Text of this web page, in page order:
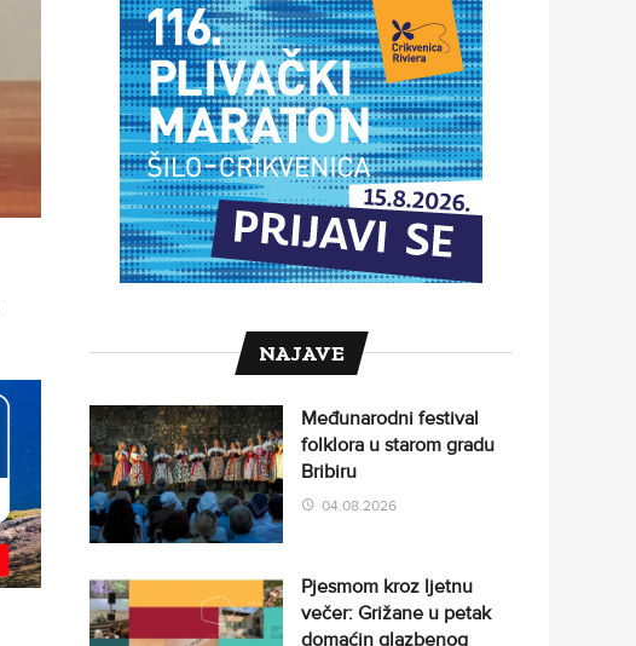
NAJAVE
Međunarodni festival
folklora u starom gradu
Bribiru
04.08.2026
Pjesmom kroz ljetnu
večer: Grižane u petak
domaćin glazbenog